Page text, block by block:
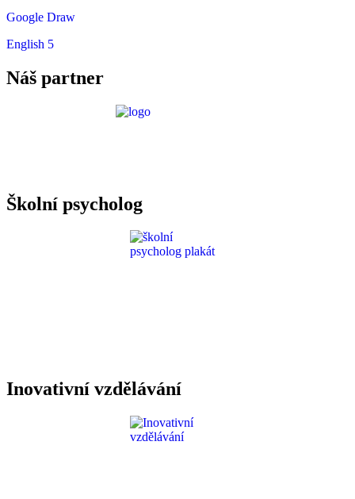
Google Draw
English 5
Náš partner
Školní psycholog
Inovativní vzdělávání